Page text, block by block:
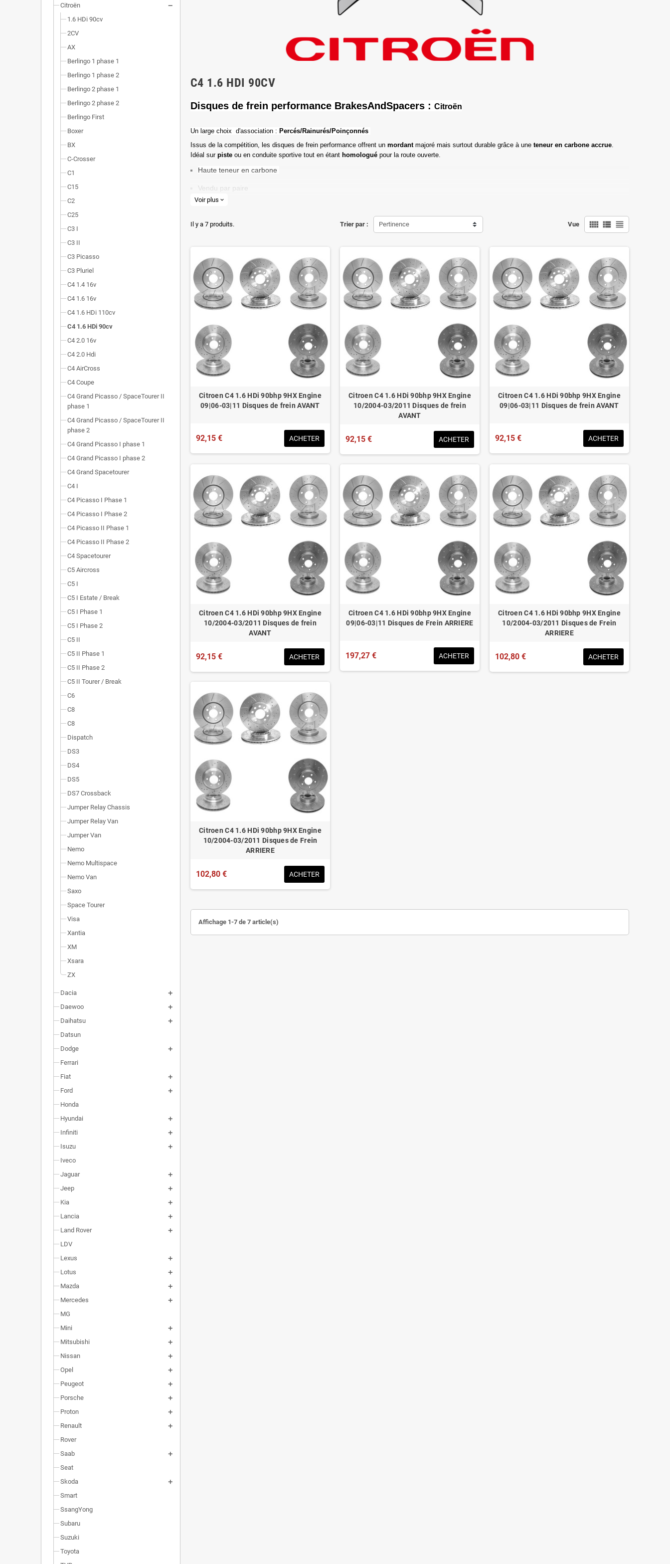
Citroën
1.6 HDi 90cv
2CV
AX
Berlingo 1 phase 1
Berlingo 1 phase 2
Berlingo 2 phase 1
Berlingo 2 phase 2
Berlingo First
Boxer
BX
C-Crosser
C1
C15
C2
C25
C3 I
C3 II
C3 Picasso
C3 Pluriel
C4 1.4 16v
C4 1.6 16v
C4 1.6 HDi 110cv
C4 1.6 HDi 90cv
C4 2.0 16v
C4 2.0 Hdi
C4 AirCross
C4 Coupe
C4 Grand Picasso / SpaceTourer II
phase 1
C4 Grand Picasso / SpaceTourer II
phase 2
C4 Grand Picasso I phase 1
C4 Grand Picasso I phase 2
C4 Grand Spacetourer
C4 I
C4 Picasso I Phase 1
C4 Picasso I Phase 2
C4 Picasso II Phase 1
C4 Picasso II Phase 2
C4 Spacetourer
C5 Aircross
C5 I
C5 I Estate / Break
C5 I Phase 1
C5 I Phase 2
C5 II
C5 II Phase 1
C5 II Phase 2
C5 II Tourer / Break
C6
C8
C8
Dispatch
DS3
DS4
DS5
DS7 Crossback
Jumper Relay Chassis
Jumper Relay Van
Jumper Van
Nemo
Nemo Multispace
Nemo Van
Saxo
Space Tourer
Visa
Xantia
XM
Xsara
ZX
Dacia
Daewoo
Daihatsu
Datsun
Dodge
Ferrari
Fiat
Ford
Honda
Hyundai
Infiniti
Isuzu
Iveco
Jaguar
Jeep
Kia
Lancia
Land Rover
LDV
Lexus
Lotus
Mazda
Mercedes
MG
Mini
Mitsubishi
Nissan
Opel
Peugeot
Porsche
Proton
Renault
Rover
Saab
Seat
Skoda
Smart
SsangYong
Subaru
Suzuki
Toyota
C4 1.6 HDI 90CV
Disques de frein performance BrakesAndSpacers : Citroën
Un l arge choix d'association : Percés/Rainurés/Poinçonnés
Issus de la compétition, les disques de frein performance offrent un mordant majoré mais surtout durable grâce à une teneur en carbone accrue.
Idéal sur piste ou en conduite sportive tout en étant homologué pour la route ouverte.
Haute teneur en carbone
Vendu par paire
Valeur de friction maximale
Dimensions d'origine respectées
Poids réduit de 20% en moyenne
Homologué pour le contrôle technique
Voir plus expand_more
Trier par : Pertinence Vue view_comfy view_list view_headline
Il y a 7 produits.
Citroen C4 1.6 HDi 90bhp 9HX Engine
09|06-03|11 Disques de frein AVANT
92,15 € ACHETER
Citroen C4 1.6 HDi 90bhp 9HX Engine
10/2004-03/2011 Disques de frein
AVANT
92,15 € ACHETER
Citroen C4 1.6 HDi 90bhp 9HX Engine
09|06-03|11 Disques de frein AVANT
92,15 € ACHETER
Citroen C4 1.6 HDi 90bhp 9HX Engine
10/2004-03/2011 Disques de frein
AVANT
92,15 € ACHETER
Citroen C4 1.6 HDi 90bhp 9HX Engine
09|06-03|11 Disques de Frein ARRIERE
197,27 € ACHETER
Citroen C4 1.6 HDi 90bhp 9HX Engine
10/2004-03/2011 Disques de Frein
ARRIERE
102,80 € ACHETER
Citroen C4 1.6 HDi 90bhp 9HX Engine
10/2004-03/2011 Disques de Frein
ARRIERE
102,80 € ACHETER
Affichage 1-7 de 7 article(s)